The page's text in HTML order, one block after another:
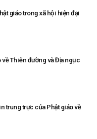
giáo trong xã hội hiện đại
về Thiên đường và Địa ngục
trung trực của Phật giáo về